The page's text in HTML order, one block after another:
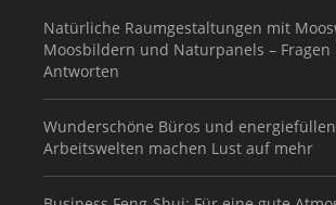
Natürliche Raumgestaltungen mit
Moosbildern und Naturpanels – Fragen
Antworten
Wunderschöne Büros und
Arbeitswelten machen Lust auf mehr